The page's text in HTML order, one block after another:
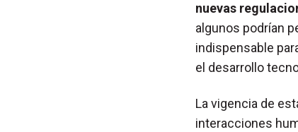
nuevas
algunos podrían
indispensable
el desarrollo
La vigencia de
interacciones